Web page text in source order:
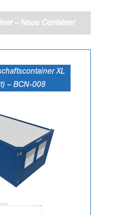
– Neue Container
XL
– BCN-008